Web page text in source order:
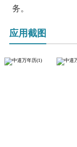
务。
应用截图